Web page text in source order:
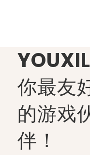
你最友
的游戏
伴！